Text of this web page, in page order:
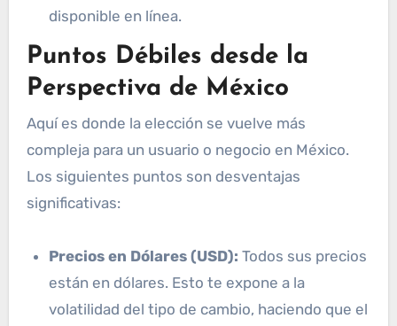
disponible en línea.
Puntos Débiles desde la
Perspectiva de México
Aquí es donde la elección se vuelve más
compleja para un usuario o negocio en México.
Los siguientes puntos son desventajas
significativas:
Precios en Dólares (USD): Todos sus precios
están en dólares. Esto te expone a la
volatilidad del tipo de cambio, haciendo que el